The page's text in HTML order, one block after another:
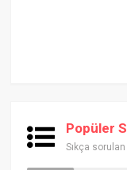
Popüler
Sıkça